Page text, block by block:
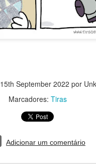
15th September 2022 por
Marcadores: Tiras
Adicionar um comentário